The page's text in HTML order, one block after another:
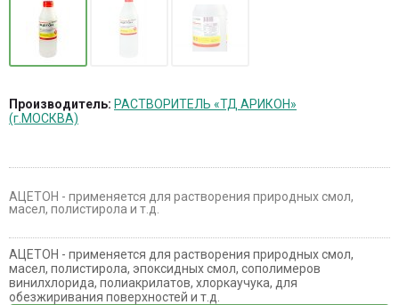
Производитель: РАСТВОРИТЕЛЬ «ТД АРИКОН»
(г.МОСКВА)
АЦЕТОН - применяется для растворения природных смол,
масел, полистирола и т.д.
АЦЕТОН - применяется для растворения природных смол,
масел, полистирола, эпоксидных смол, сополимеров
винилхлорида, полиакрилатов, хлоркаучука, для
обезжиривания поверхностей и т.д.